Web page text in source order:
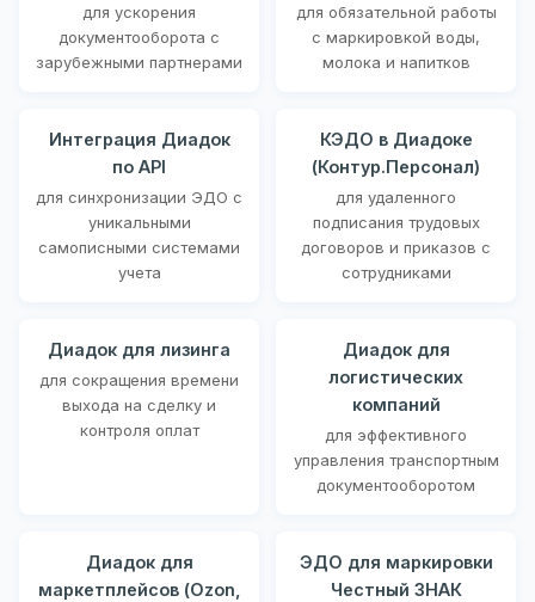
для ускорения
документооборота с
зарубежными партнерами
для обязательной работы
с маркировкой воды,
молока и напитков
Интеграция Диадок
по API
для синхронизации ЭДО с
уникальными
самописными системами
учета
КЭДО в Диадоке
(Контур.Персонал)
для удаленного
подписания трудовых
договоров и приказов с
сотрудниками
Диадок для лизинга
для сокращения времени
выхода на сделку и
контроля оплат
Диадок для
логистических
компаний
для эффективного
управления транспортным
документооборотом
Диадок для
маркетплейсов (Ozon,
ЭДО для маркировки
Честный ЗНАК